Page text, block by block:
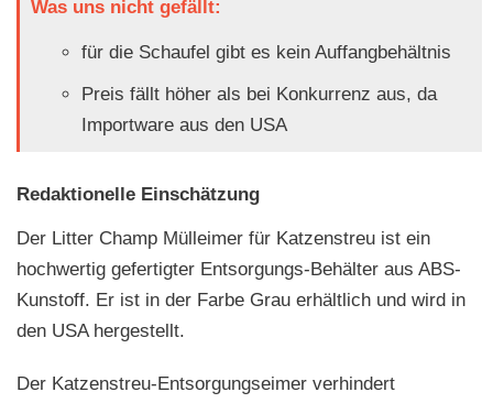
Was uns nicht gefällt:
für die Schaufel gibt es kein Auffangbehältnis
Preis fällt höher als bei Konkurrenz aus, da
Importware aus den USA
Redaktionelle Einschätzung
Der Litter Champ Mülleimer für Katzenstreu ist ein
hochwertig gefertigter Entsorgungs-Behälter aus ABS-
Kunstoff. Er ist in der Farbe Grau erhältlich und wird in
den USA hergestellt.
Der Katzenstreu-Entsorgungseimer verhindert